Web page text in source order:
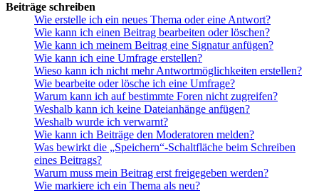
Beiträge schreiben
Wie erstelle ich ein neues Thema oder eine Antwort?
Wie kann ich einen Beitrag bearbeiten oder löschen?
Wie kann ich meinem Beitrag eine Signatur anfügen?
Wie kann ich eine Umfrage erstellen?
Wieso kann ich nicht mehr Antwortmöglichkeiten erstellen?
Wie bearbeite oder lösche ich eine Umfrage?
Warum kann ich auf bestimmte Foren nicht zugreifen?
Weshalb kann ich keine Dateianhänge anfügen?
Weshalb wurde ich verwarnt?
Wie kann ich Beiträge den Moderatoren melden?
Was bewirkt die „Speichern“-Schaltfläche beim Schreiben
eines Beitrags?
Warum muss mein Beitrag erst freigegeben werden?
Wie markiere ich ein Thema als neu?